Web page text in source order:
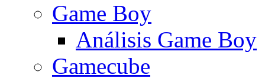
Game Boy
Análisis Game Boy
Gamecube